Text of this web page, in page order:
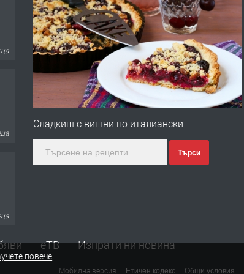
Сладкиш с вишни по италиански
Търси
еТВ Изпрати ни новина
Мобилна версия Етичен кодекс Общи условия
повече.